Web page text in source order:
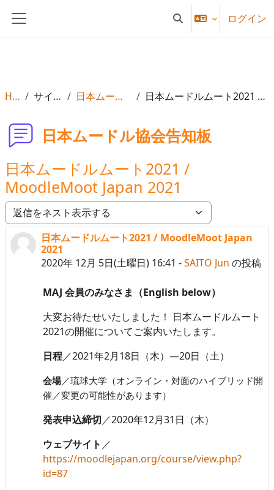
サイドパネル 検索入力に切り替える
ログイン
Home サイトページ 日本ムードル協会告知板 日本ムードルムート2021 / MoodleMoot Japan 2021
日本ムードル協会告知板
日本ムードルムート2021 /
MoodleMoot Japan 2021
表示モード
日本ムードルムート2021 / MoodleMoot Japan
2021
2020年 12月 5日(土曜日) 16:41 -SAITO Jun の投稿
返信数: 0
MAJ 会員のみなさま（English below）
大変お待たせいたしました！ 日本ムードルムート
2021の開催についてご案内いたします。
日程／2021年2月18日（木）―20日（土）
会場／琉球大学（オンライン・対面のハイブリッド開
催／変更の可能性があります）
発表申込締切／2020年12月31日（木）
ウェブサイト ／
https://moodlejapan.org/course/view.php?
id=87